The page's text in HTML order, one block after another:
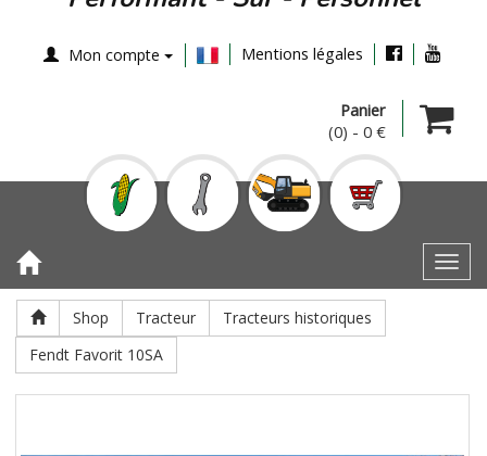
Mon compte Mentions légales
Panier
(0) - 0 €
Shop Tracteur
Tracteurs historiques
Fendt Favorit 10SA